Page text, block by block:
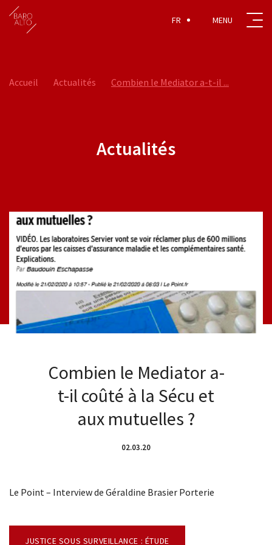
FR
Accueil Actualités Combien le Mediator a-t-il ...
Actualités
Combien le Mediator a-
t-il coûté à la Sécu et
aux mutuelles ?
02.03.20
Le Point – Interview de Géraldine Brasier Porterie
JUSTICE SOUS SURVEILLANCE : ÉTUDE